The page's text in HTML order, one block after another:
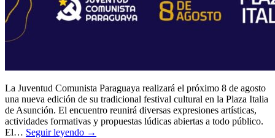
La Juventud Comunista Paraguaya realizará el próximo 8 de agosto
una nueva edición de su tradicional festival cultural en la Plaza Italia
de Asunción. El encuentro reunirá diversas expresiones artísticas,
actividades formativas y propuestas lúdicas abiertas a todo público.
El… Seguir leyendo →